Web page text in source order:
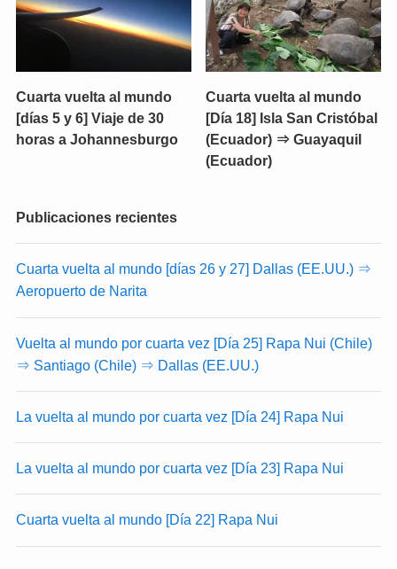
Cuarta vuelta al mundo
[días 5 y 6] Viaje de 30
horas a Johannesburgo
Cuarta vuelta al mundo
[Día 18] Isla San Cristóbal
(Ecuador) ⇒ Guayaquil
(Ecuador)
Publicaciones recientes
Cuarta vuelta al mundo [días 26 y 27] Dallas (EE.UU.) ⇒
Aeropuerto de Narita
Vuelta al mundo por cuarta vez [Día 25] Rapa Nui (Chile)
⇒ Santiago (Chile) ⇒ Dallas (EE.UU.)
La vuelta al mundo por cuarta vez [Día 24] Rapa Nui
La vuelta al mundo por cuarta vez [Día 23] Rapa Nui
Cuarta vuelta al mundo [Día 22] Rapa Nui